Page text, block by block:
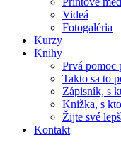
Videá
Fotogaléria
Kurzy
Knihy
Prvá pomoc
Takto sa to
Zápisník, s
Knižka, s
Žijte své
Kontakt